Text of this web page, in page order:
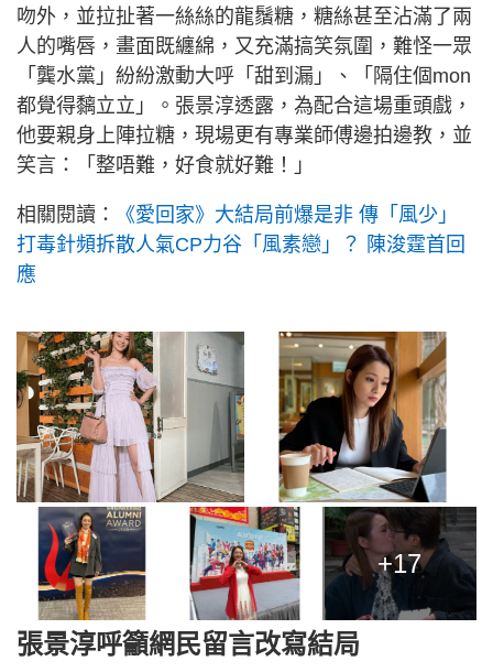
吻外，並拉扯著一絲絲的龍鬚糖，糖絲甚至沾滿了兩
人的嘴唇，畫面既纏綿，又充滿搞笑氛圍，難怪一眾
「龔水黨」紛紛激動大呼「甜到漏」、「隔住個mon
都覺得黐立立」。張景淳透露，為配合這場重頭戲，
他要親身上陣拉糖，現場更有專業師傅邊拍邊教，並
笑言：「整唔難，好食就好難！」
相關閱讀：
《愛回家》大結局前爆是非 傳「風少」
打毒針頻拆散人氣CP力谷「風素戀」？ 陳浚霆首回
應
+17
張景淳呼籲網民留言改寫結局